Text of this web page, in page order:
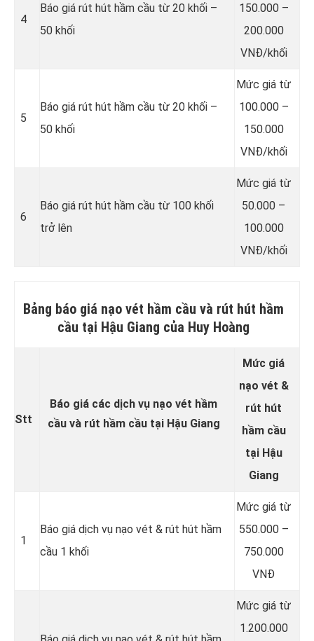
4
Báo giá rút hút hầm cầu từ 20 khối –
50 khối
150.000 –
200.000
VNĐ/khối
5
Báo giá rút hút hầm cầu từ 20 khối –
50 khối
Mức giá từ
100.000 –
150.000
VNĐ/khối
6
Báo giá rút hút hầm cầu từ 100 khối
trở lên
Mức giá từ
50.000 –
100.000
VNĐ/khối
Bảng báo giá nạo vét hầm cầu và rút hút hầm
cầu tại Hậu Giang của Huy Hoàng
Stt
Báo giá các dịch vụ nạo vét hầm
cầu và rút hầm cầu tại Hậu Giang
Mức giá
nạo vét &
rút hút
hầm cầu
tại Hậu
Giang
1
Báo giá dịch vụ nạo vét & rút hút hầm
cầu 1 khối
Mức giá từ
550.000 –
750.000
VNĐ
Mức giá từ
1.200.000